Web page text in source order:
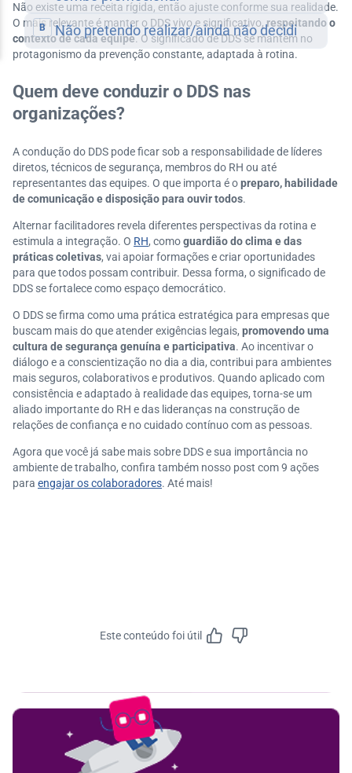
Não existe uma receita rígida, então ajuste conforme sua realidade.
O mais relevante é manter o DDS vivo e significativo,respeitando o
contexto de cada equipe. O significado de DDS se mantém no
protagonismo da prevenção constante, adaptada à rotina.
Quem deve conduzir o DDS nas
organizações?
A condução do DDS pode ficar sob a responsabilidade de líderes
diretos, técnicos de segurança, membros do RH ou até
representantes das equipes. O que importa é opreparo, habilidade
de comunicação e disposição para ouvir todos.
Alternar facilitadores revela diferentes perspectivas da rotina e
estimula a integração. O RH, comoguardião do clima e das
práticas coletivas, vai apoiar formações e criar oportunidades
para que todos possam contribuir. Dessa forma, o significado de
DDS se fortalece como espaço democrático.
O DDS se firma como uma prática estratégica para empresas que
buscam mais do que atender exigências legais, promovendo uma
cultura de segurança genuína e participativa. Ao incentivar o
diálogo e a conscientização no dia a dia, contribui para ambientes
mais seguros, colaborativos e produtivos. Quando aplicado com
consistência e adaptado à realidade das equipes, torna-se um
aliado importante do RH e das lideranças na construção de
relações de confiança e no cuidado contínuo com as pessoas.
Agora que você já sabe mais sobre DDS e sua importância no
ambiente de trabalho, confira também nosso post com 9 ações
para engajar os colaboradores. Até mais!
Este conteúdo foi útil